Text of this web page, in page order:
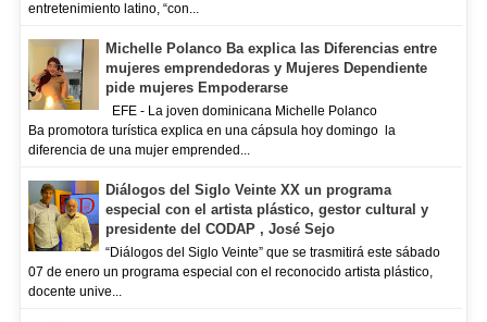
entretenimiento latino, “con...
Michelle Polanco Ba explica las Diferencias entre
mujeres emprendedoras y Mujeres Dependiente
pide mujeres Empoderarse
EFE - La joven dominicana Michelle Polanco
Ba promotora turística explica en una cápsula hoy domingo la
diferencia de una mujer emprended...
Diálogos del Siglo Veinte XX un programa
especial con el artista plástico, gestor cultural y
presidente del CODAP , José Sejo
“Diálogos del Siglo Veinte” que se trasmitirá este sábado
07 de enero un programa especial con el reconocido artista plástico,
docente unive...